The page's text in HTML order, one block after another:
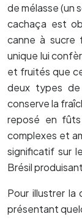
de mélasse (un
cachaça est
canne à sucre
unique lui
et fruités que
deux types de
conserve la
reposé en
complexes et
significatif sur
Brésil
Pour illustrer la
présentant